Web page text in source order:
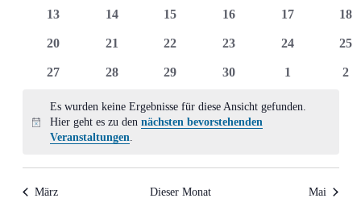
0
13
0
14
0
15
0
16
0
17
0
18
0
20
0
21
0
22
0
23
0
24
0
25
0
27
0
28
0
29
0
30
0
1
0
2
Hinweis
Es wurden keine Ergebnisse für diese Ansicht gefunden.
Hier geht es zu dennächsten bevorstehenden
Veranstaltungen.
März Dieser Monat Mai